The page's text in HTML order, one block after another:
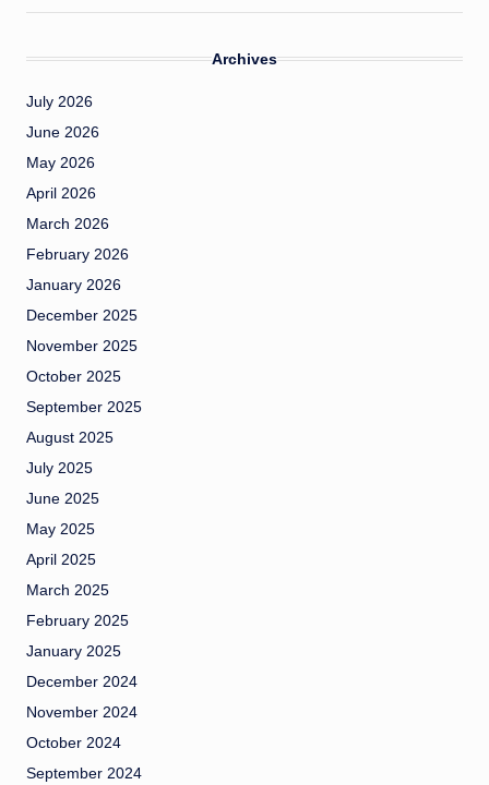
Archives
July 2026
June 2026
May 2026
April 2026
March 2026
February 2026
January 2026
December 2025
November 2025
October 2025
September 2025
August 2025
July 2025
June 2025
May 2025
April 2025
March 2025
February 2025
January 2025
December 2024
November 2024
October 2024
September 2024